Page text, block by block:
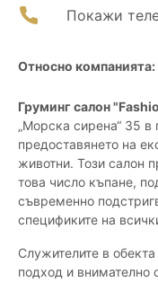
Покажи
Относно компанията:
Груминг салон
„Морска сирена“ 35
предоставянето на
животни. Този салон
това число къпане,
съвременно
спецификите на
Служителите в
подход и